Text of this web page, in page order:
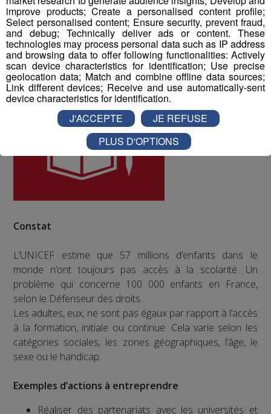
ODD numéro 4 : Education de qualité
Constat
L’UNICEF estime que 57 millions d’enfants dans le
monde n’ont toujours pas accès à la scolarité. Un
problème qui concerne 100 000 enfants en France,
selon le Défenseur des droits.
Les adultes, eux, ne sont pas égaux par rapport à l’accès
à la formation, initiale ou continue. Cela varie selon les
catégories sociales, les zones géographiques, l’âge, le
sexe ou le handicap.
Exemples d’actions à entreprendre
Réaliser des partenariats avec les universités et
improve products; Create a personalised content profile;
Select personalised content; Ensure security, prevent fraud,
and debug; Technically deliver ads or content. These
technologies may process personal data such as IP address
and browsing data to offer following functionalities: Actively
scan device characteristics for identification; Use precise
geolocation data; Match and combine offline data sources;
Link different devices; Receive and use automatically-sent
device characteristics for identification.
J'ACCEPTE
JE REFUSE
PLUS D'OPTIONS